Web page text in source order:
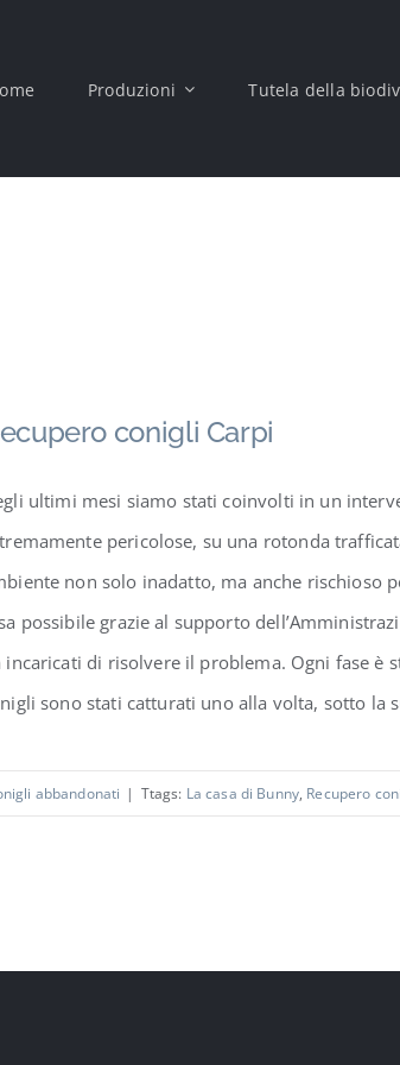
Produzioni Tutela della
conigli Carpi
ultimi mesi siamo stati coinvolti in un
pericolose, su una rotonda
non solo inadatto, ma anche rischioso
possibile grazie al supporto
incaricati di risolvere il problema. Ogni fase è
sono stati catturati uno alla volta, sotto la
abbandonati | Ttags: La casa di Bunny, Recupero